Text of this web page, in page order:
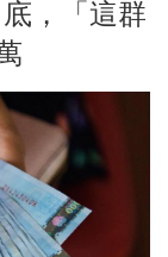
，「這群